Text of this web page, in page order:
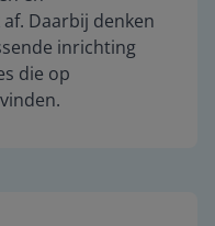
Daarbij denken
inrichting
die op